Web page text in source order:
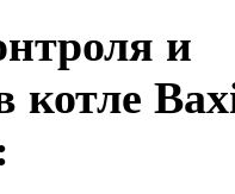
и
котле